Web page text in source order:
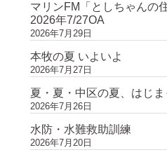
マリンFM「としちゃんの
2026年7/27OA
2026年7月29日
本牧の夏 いよいよ
2026年7月27日
夏・夏・中区の夏、はじ
2026年7月26日
水防・水難救助訓練
2026年7月20日